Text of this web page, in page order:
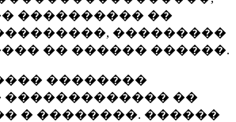
���������� ��
���������
�� ������ ������.
��������
������������� ��
� ��������. ������